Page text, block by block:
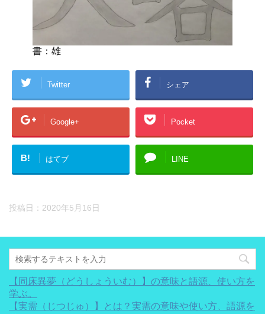
書：雄
Twitter シェア
Google+ Pocket
B! はてブ LINE
投稿日： 2020年5月16日
【同床異夢（どうしょういむ）】の意味と語源、使い方を
学ぶ。
【実需（じつじゅ）】とは？実需の意味や使い方、語源を